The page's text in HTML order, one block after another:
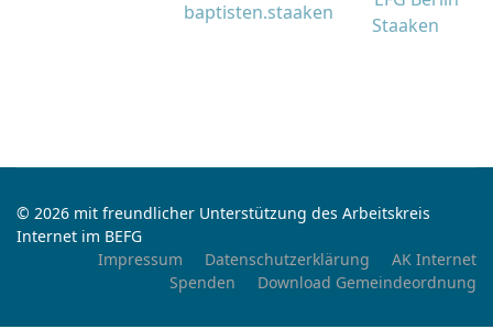
baptisten.staaken
Staaken
© 2026 mit freundlicher Unterstützung des Arbeitskreis
Internet im BEFG
Impressum
Datenschutzerklärung
AK Internet
Spenden
Download Gemeindeordnung